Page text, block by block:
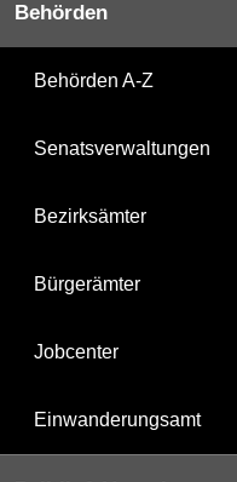
Behörden
Behörden A-Z
Senatsverwaltungen
Bezirksämter
Bürgerämter
Jobcenter
Einwanderungsamt